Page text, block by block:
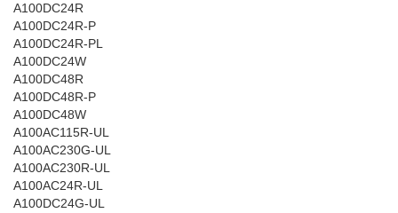
A100DC24R
A100DC24R-P
A100DC24R-PL
A100DC24W
A100DC48R
A100DC48R-P
A100DC48W
A100AC115R-UL
A100AC230G-UL
A100AC230R-UL
A100AC24R-UL
A100DC24G-UL